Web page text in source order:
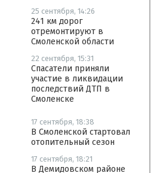
25 сентября, 14:26
241 км дорог
отремонтируют в
Смоленской области
22 сентября, 15:31
Спасатели приняли
участие в ликвидации
последствий ДТП в
Смоленске
17 сентября, 18:38
В Смоленской стартовал
отопительный сезон
17 сентября, 18:21
В Демидовском районе